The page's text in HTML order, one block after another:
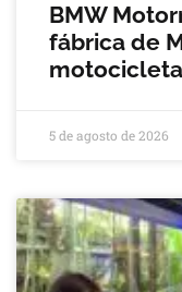
BMW
fábrica de
5 de agosto de 2026